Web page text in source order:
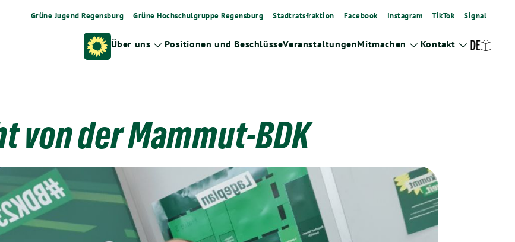
Grüne Jugend Regensburg Grüne Hochschulgruppe Regensburg Stadtratsfraktion Facebook Instagram TikTok Signal
Über uns Zeige
Positionen und BeschlüsseVeranstaltungenMitmachen
Zeige
Kontakt Zeige
von der Mammut-BDK